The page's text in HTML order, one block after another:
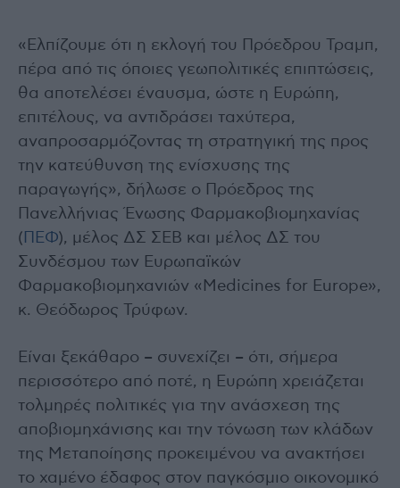
«Ελπίζουμε ότι η εκλογή του Πρόεδρου Τραμπ,
πέρα από τις όποιες γεωπολιτικές επιπτώσεις,
θα αποτελέσει έναυσμα, ώστε η Ευρώπη,
επιτέλους, να αντιδράσει ταχύτερα,
αναπροσαρμόζοντας τη στρατηγική της προς
την κατεύθυνση της ενίσχυσης της
παραγωγής», δήλωσε ο Πρόεδρος της
Πανελλήνιας Ένωσης Φαρμακοβιομηχανίας
(
ΠΕΦ), μέλος ΔΣ ΣΕΒ και μέλος ΔΣ του
Συνδέσμου των Ευρωπαϊκών
Φαρμακοβιομηχανιών «Medicines for Europe»,
κ. Θεόδωρος Τρύφων.
Είναι ξεκάθαρο – συνεχίζει – ότι, σήμερα
περισσότερο από ποτέ, η Ευρώπη χρειάζεται
τολμηρές πολιτικές για την ανάσχεση της
αποβιομηχάνισης και την τόνωση των κλάδων
της Μεταποίησης προκειμένου να ανακτήσει
το χαμένο έδαφος στον παγκόσμιο οικονομικό